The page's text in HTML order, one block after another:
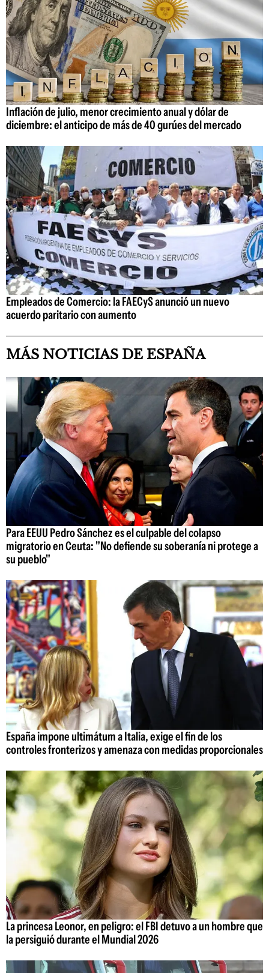
Inflación de julio, menor crecimiento anual y dólar de
diciembre: el anticipo de más de 40 gurúes del mercado
Empleados de Comercio: la FAECyS anunció un nuevo
acuerdo paritario con aumento
MÁS NOTICIAS DE ESPAÑA
Para EEUU Pedro Sánchez es el culpable del colapso
migratorio en Ceuta: "No defiende su soberanía ni protege a
su pueblo"
España impone ultimátum a Italia, exige el fin de los
controles fronterizos y amenaza con medidas proporcionales
La princesa Leonor, en peligro: el FBI detuvo a un hombre que
la persiguió durante el Mundial 2026